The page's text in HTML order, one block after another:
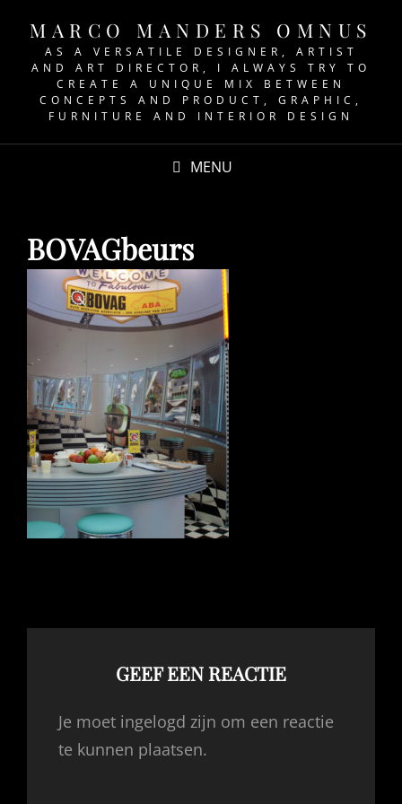
MARCO MANDERS OMNUS
AS A VERSATILE DESIGNER, ARTIST
AND ART DIRECTOR, I ALWAYS TRY TO
CREATE A UNIQUE MIX BETWEEN
CONCEPTS AND PRODUCT, GRAPHIC,
FURNITURE AND INTERIOR DESIGN
MENU
BOVAGbeurs
GEEF EEN REACTIE
Je moet ingelogd zijn om een reactie
te kunnen plaatsen.